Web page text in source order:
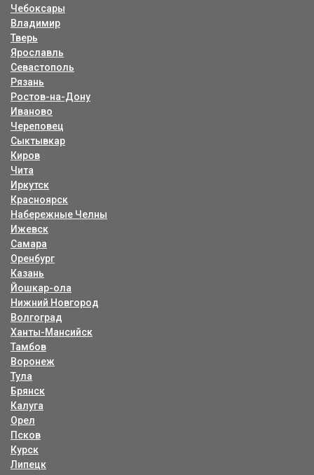
Чебоксары
Владимир
Тверь
Ярославль
Севастополь
Рязань
Ростов-на-Дону
Иваново
Череповец
Сыктывкар
Киров
Чита
Иркутск
Красноярск
Набережные Челны
Ижевск
Самара
Оренбург
Казань
Йошкар-ола
Нижний Новгород
Волгоград
Ханты-Мансийск
Тамбов
Воронеж
Тула
Брянск
Калуга
Орел
Псков
Курск
Липецк